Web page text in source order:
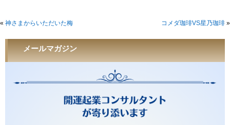
« 神さまからいただいた梅 コメダ珈琲VS星乃珈琲 »
メールマガジン